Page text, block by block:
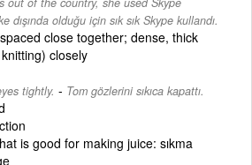
dışında olduğu için sık sık Skype kullandı.
close together; dense, thick
closely
tightly. - Tom gözlerini sıkıca kapattı.
is good for making juice: sıkma